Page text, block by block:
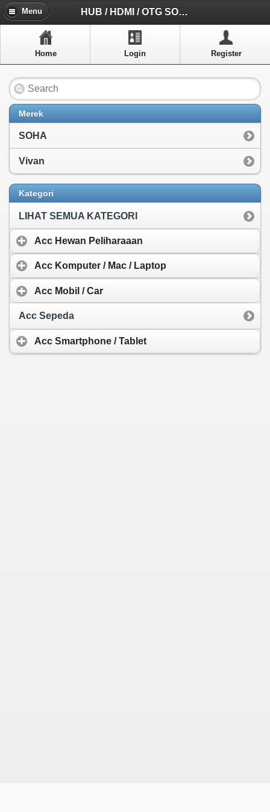
HUB / HDMI / OTG SOHA
Home Login Register
Menu
Merek
SOHA
Vivan
Kategori
LIHAT SEMUA KATEGORI
Acc Hewan Peliharaaan
Acc Komputer / Mac / Laptop
Acc Mobil / Car
Acc Sepeda
Acc Smartphone / Tablet
Menu
Artikel
Layanan Pelangan
FAQ
Info Dropship
New Arrivals
Out of Stock
Contact Us
Close Menu